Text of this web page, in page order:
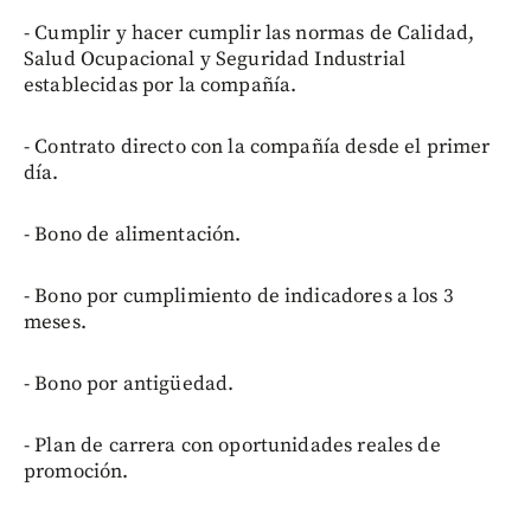
- Cumplir y hacer cumplir las normas de Calidad,
Salud Ocupacional y Seguridad Industrial
establecidas por la compañía.
- Contrato directo con la compañía desde el primer
día.
- Bono de alimentación.
- Bono por cumplimiento de indicadores a los 3
meses.
- Bono por antigüedad.
- Plan de carrera con oportunidades reales de
promoción.